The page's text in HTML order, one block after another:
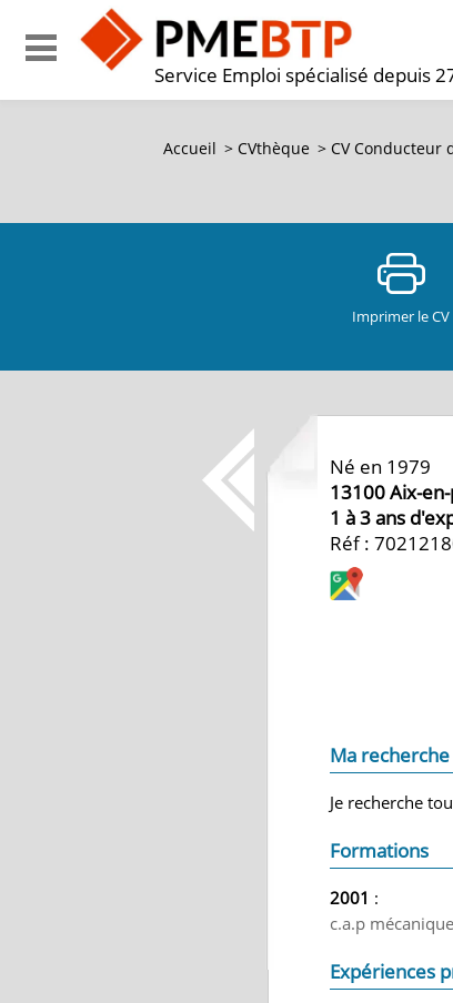
Service Emploi spécialisé depuis
Accueil > CVthèque > CV Conducteur
Imprimer le CV
Né en 1979
13100Aix-
1 à 3 ans
Réf :
Ma recherche
Je recherche
Formations
2001 :
c.a.p
Expériences